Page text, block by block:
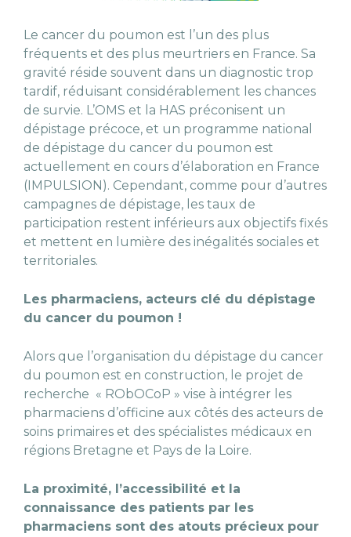
Le cancer du poumon est l’un des plus
fréquents et des plus meurtriers en France. Sa
gravité réside souvent dans un diagnostic trop
tardif, réduisant considérablement les chances
de survie. L’OMS et la HAS préconisent un
dépistage précoce, et un programme national
de dépistage du cancer du poumon est
actuellement en cours d’élaboration en France
(IMPULSION). Cependant, comme pour d’autres
campagnes de dépistage, les taux de
participation restent inférieurs aux objectifs fixés
et mettent en lumière des inégalités sociales et
territoriales.
Les pharmaciens, acteurs clé du dépistage
du cancer du poumon !
Alors que l’organisation du dépistage du cancer
du poumon est en construction, le projet de
recherche « RObOCoP » vise à intégrer les
pharmaciens d’officine aux côtés des acteurs de
soins primaires et des spécialistes médicaux en
régions Bretagne et Pays de la Loire.
La proximité, l’accessibilité et la
connaissance des patients par les
pharmaciens sont des atouts précieux pour